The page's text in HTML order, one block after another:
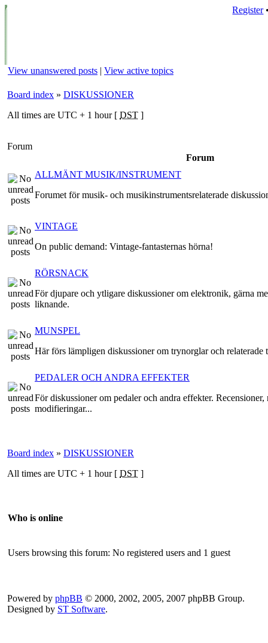
Register
View unanswered posts | View active topics
Board index » DISKUSSIONER
All times are UTC + 1 hour [ DST ]
Forum
Forum
ALLMÄNT MUSIK/INSTRUMENT
Forumet för musik- och musikinstrumentsrelaterade
VINTAGE
On public demand: Vintage-fantasternas hörna!
RÖRSNACK
För djupare och ytligare diskussioner om elektronik, gärna
liknande.
MUNSPEL
Här förs lämpligen diskussioner om trynorglar och relaterade
PEDALER OCH ANDRA EFFEKTER
För diskussioner om pedaler och andra effekter. Recensioner,
modifieringar...
Board index » DISKUSSIONER
All times are UTC + 1 hour [ DST ]
Who is online
Users browsing this forum: No registered users and 1 guest
Powered by phpBB © 2000, 2002, 2005, 2007 phpBB Group.
Designed by ST Software.